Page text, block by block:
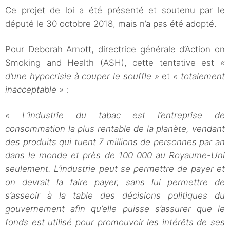
Ce projet de loi a été présenté et soutenu par le
député le 30 octobre 2018, mais n’a pas été adopté.
Pour Deborah Arnott, directrice générale d’Action on
Smoking and Health (ASH), cette tentative est «
d’une hypocrisie à couper le souffle » et « totalement
inacceptable » :
« L’industrie du tabac est l’entreprise de
consommation la plus rentable de la planète, vendant
des produits qui tuent 7 millions de personnes par an
dans le monde et près de 100 000 au Royaume-Uni
seulement. L’industrie peut se permettre de payer et
on devrait la faire payer, sans lui permettre de
s’asseoir à la table des décisions politiques du
gouvernement afin qu’elle puisse s’assurer que le
fonds est utilisé pour promouvoir les intérêts de ses